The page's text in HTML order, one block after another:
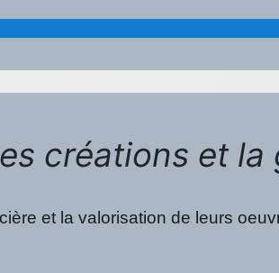
créations et
et la valorisation de leurs